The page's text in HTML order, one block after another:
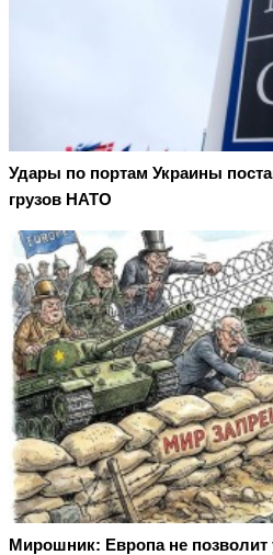
Удары по портам Украины
грузов НАТО
Мирошник: Европа не позволит